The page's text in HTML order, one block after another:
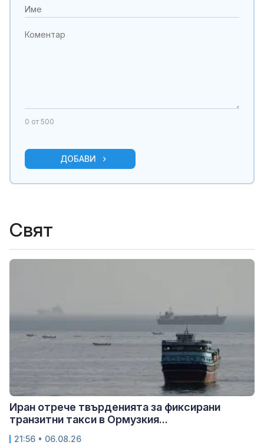
0 от 500
ДОБАВИ
Свят
Иран отрече твърденията за фиксирани
транзитни такси в Ормузкия...
21:56 • 06.08.26